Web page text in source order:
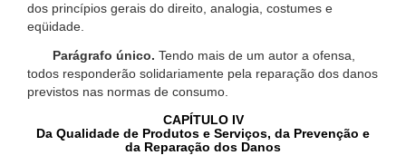
dos princípios gerais do direito, analogia, costumes e
eqüidade.
Parágrafo único. Tendo mais de um autor a ofensa,
todos responderão solidariamente pela reparação dos danos
previstos nas normas de consumo.
CAPÍTULO IV
Da Qualidade de Produtos e Serviços, da Prevenção e
da Reparação dos Danos